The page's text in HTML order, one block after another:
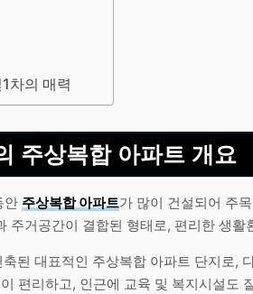
차의 매력
주상복합 아파트 개요
안 주상복합 아파트가 많이 건설되어 주
주거공간이 결합된 형태로, 편리한 생활
된 대표적인 주상복합 아파트 단지로,
편리하고, 인근에 교육 및 복지시설도